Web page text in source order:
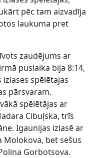
pēc tam aizvadīja
laukuma pret
zaudējums ar
puslaika bija 8:14,
spēlētajas
pārsvaram.
spēlētājas ar
Cibuļska, trīs
Igaunijas izlasē ar
Molokova, bet sešus
Gorbotsova.